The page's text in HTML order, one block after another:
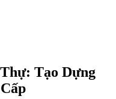
Tạo Dựng